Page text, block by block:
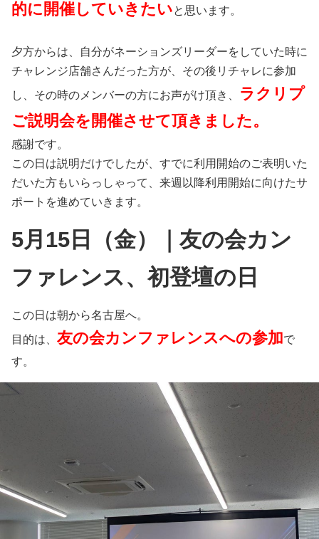
的に開催していきたいと思います。
夕方からは、自分がネーションズリーダーをしていた時に
チャレンジ店舗さんだった方が、その後リチャレに参加
し、その時のメンバーの方にお声がけ頂き、
ラクリプ
ご説明会を開催させて頂きました。
感謝です。
この日は説明だけでしたが、すでに利用開始のご表明いた
だいた方もいらっしゃって、来週以降利用開始に向けたサ
ポートを進めていきます。
5月15日（金）｜友の会カン
ファレンス、初登壇の日
この日は朝から名古屋へ。
目的は、 友の会カンファレンスへの参加で
す。